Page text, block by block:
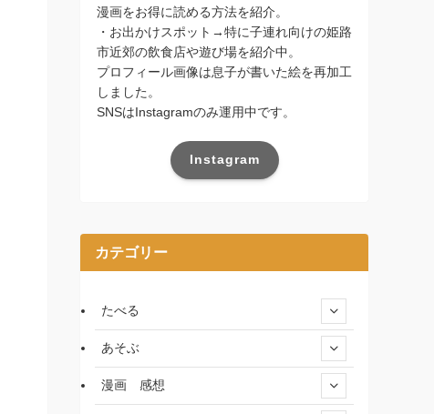
漫画をお得に読める方法を紹介。
・お出かけスポット→特に子連れ向けの姫路
市近郊の飲食店や遊び場を紹介中。
プロフィール画像は息子が書いた絵を再加工
しました。
SNSはInstagramのみ運用中です。
Instagram
カテゴリー
たべる
あそぶ
漫画 感想